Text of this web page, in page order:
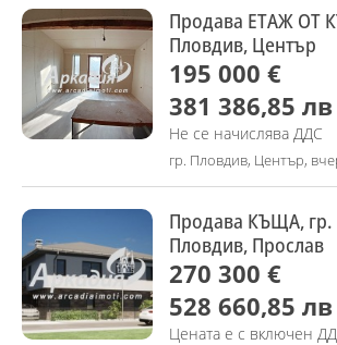
Продава ЕТАЖ ОТ
Пловдив, Център
195 000 €
381 386,85 лв
Не се начислява ДДС
гр. Пловдив, Център,
Продава КЪЩА, гр.
Пловдив, Прослав
270 300 €
528 660,85 лв
Цената е с включен